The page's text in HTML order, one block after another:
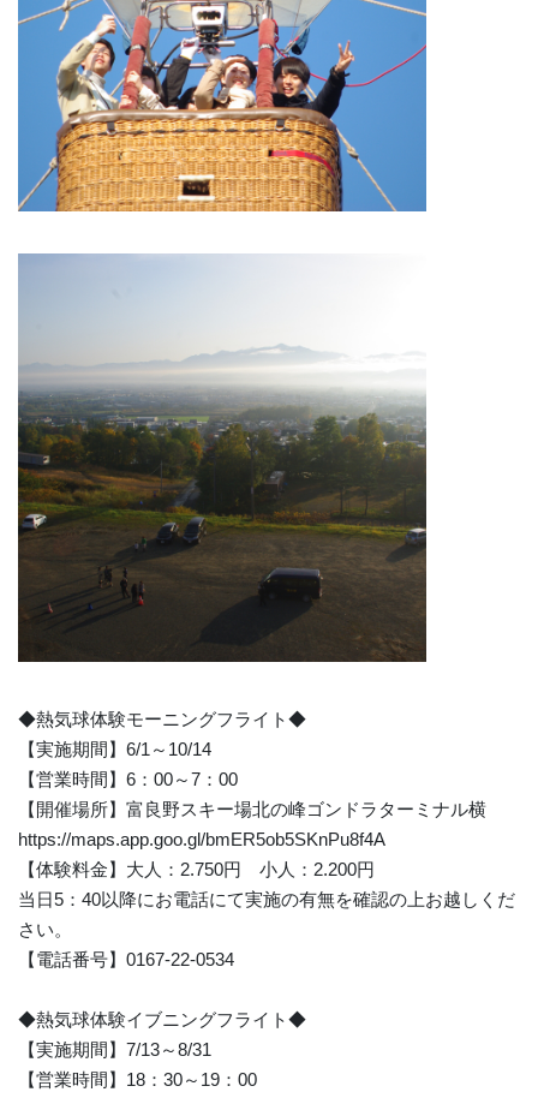
◆熱気球体験モーニングフライト◆
【実施期間】6/1～10/14
【営業時間】6：00～7：00
【開催場所】富良野スキー場北の峰ゴンドラターミナル横
https://maps.app.goo.gl/bmER5ob5SKnPu8f4A
【体験料金】大人：2.750円 小人：2.200円
当日5：40以降にお電話にて実施の有無を確認の上お越しくだ
さい。
【電話番号】0167-22-0534
◆熱気球体験イブニングフライト◆
【実施期間】7/13～8/31
【営業時間】18：30～19：00